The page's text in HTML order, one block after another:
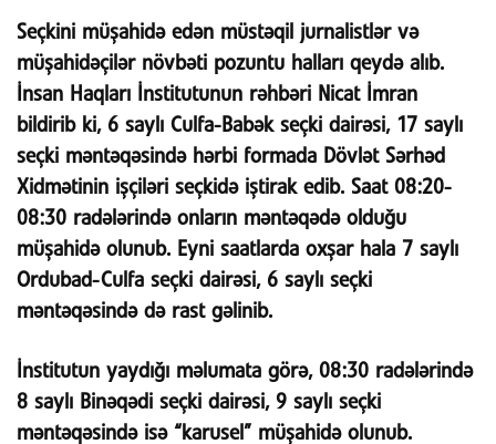
Seçkini müşahidə edən müstəqil jurnalistlər və
müşahidəçilər növbəti pozuntu halları qeydə alıb.
İnsan Haqları İnstitutunun rəhbəri Nicat İmran
bildirib ki, 6 saylı Culfa-Babək seçki dairəsi, 17 saylı
seçki məntəqəsində hərbi formada Dövlət Sərhəd
Xidmətinin işçiləri seçkidə iştirak edib. Saat 08:20-
08:30 radələrində onların məntəqədə olduğu
müşahidə olunub. Eyni saatlarda oxşar hala 7 saylı
Ordubad-Culfa seçki dairəsi, 6 saylı seçki
məntəqəsində də rast gəlinib.
İnstitutun yaydığı məlumata görə, 08:30 radələrində
8 saylı Binəqədi seçki dairəsi, 9 saylı seçki
məntəqəsində isə “karusel” müşahidə olunub.